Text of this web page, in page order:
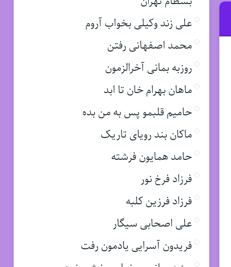
علی زند وکیلی بخواب آروم
محمد اصفهانی رفتن
روزبه بمانی آخرالزمون
ماهان بهرام خان تا ابد
حامیم قلبمو پس به من بده
ماکان بند رویای تاریک
حامد همایون فرشته
فرزاد فرخ نور
فرزاد فرزین کلبه
علی اصحابی سیگار
فریدون آسرایی یادمون رفت